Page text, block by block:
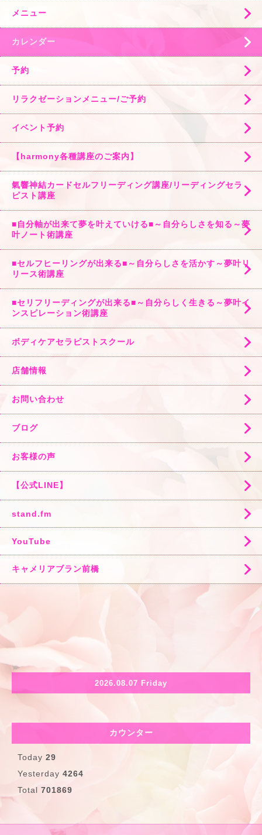
メニュー
カレンダー
予約
リラクゼーションメニュー/ご予約
イベント予約
【harmony各種講座のご案内】
氣響神結カードセルフリーディング講座/リーディングセラ
ピスト講座
■自分軸が出来て夢を叶えていける■～自分らしさを知る～夢
叶ノート術講座
■セルフヒーリングが出来る■～自分らしさを活かす～夢叶リ
リース術講座
■セリフリーディングが出来る■～自分らしく生きる～夢叶イ
ンスピレーション術講座
ボディケアセラピストスクール
店舗情報
お問い合わせ
ブログ
お客様の声
【公式LINE】
stand.fm
YouTube
キャメリアブラン前橋
2026.08.07 Friday
カウンター
Today 29
Yesterday 4264
Total 701869